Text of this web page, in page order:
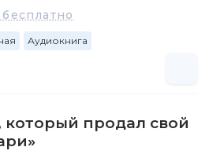
Аудиокнига
который продал свой